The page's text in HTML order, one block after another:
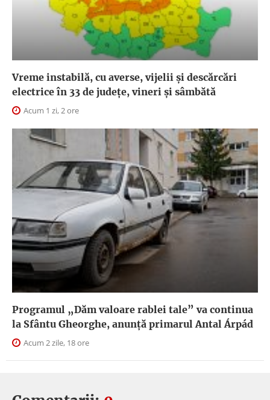
Vreme instabilă, cu averse, vijelii și descărcări
electrice în 33 de județe, vineri și sâmbătă
Acum 1 zi, 2 ore
Programul „Dăm valoare rablei tale” va continua
la Sfântu Gheorghe, anunţă primarul Antal Árpád
Acum 2 zile, 18 ore